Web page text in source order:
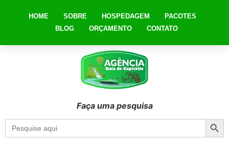
HOME SOBRE HOSPEDAGEM
PACOTES
BLOG
ORÇAMENTO CONTATO
Faça uma pesquisa
Search
for: